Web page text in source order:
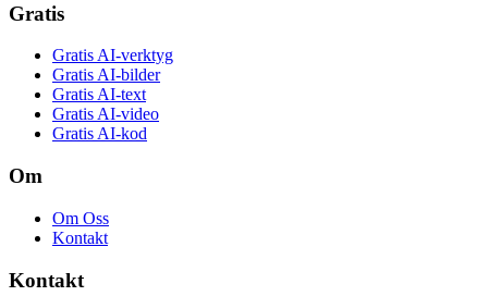
Gratis
Gratis AI-verktyg
Gratis AI-bilder
Gratis AI-text
Gratis AI-video
Gratis AI-kod
Om
Om Oss
Kontakt
Kontakt